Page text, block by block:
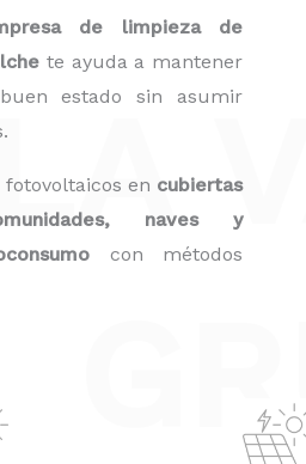
de limpieza de
te ayuda a mantener
estado sin asumir
en cubiertas
naves y
con métodos